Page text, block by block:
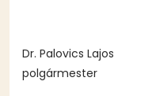
Dr. Palovics Lajos
polgármester